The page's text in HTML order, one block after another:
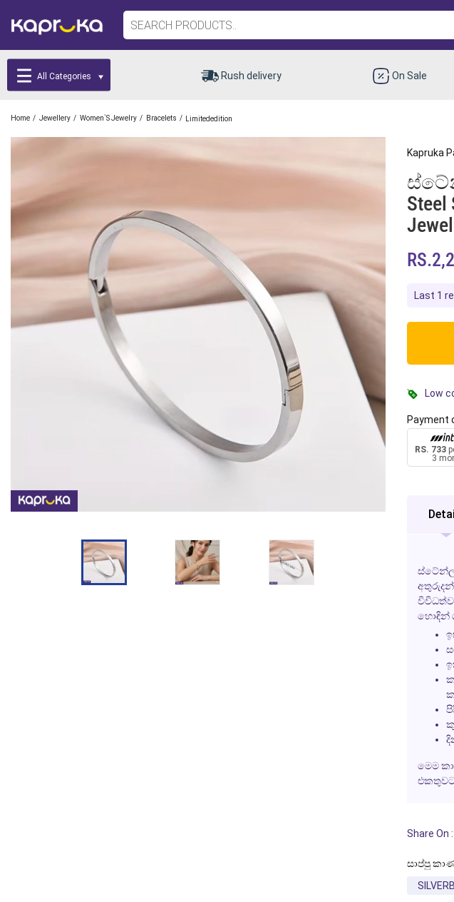
All Categories Rush delivery On Sale
Home / Jewellery / Women`s Jewelry / Bracelets / Limitededition
Kapruka
Steel
Last 1
Low
Payment
RS. 733
3
අතුරුදන්
හොඳින්
මෙම
Share On :
සාප්පු